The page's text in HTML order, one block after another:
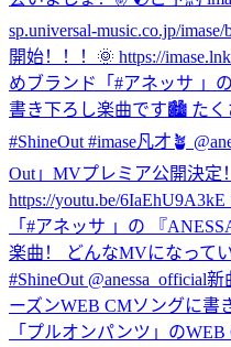
sp.universal-music.co.jp/imase/
開始！！！🌞 https://
めブランド「#アネッサ 」の
書き下ろし楽曲です🏙️ たく
#ShineOut #imase凡才🪴
Out」MVプレミア公開決定
https://youtu.be/
「#アネッサ 」の 『
楽曲！ どんなMVになって
#ShineOut @anessa_official新
ーズンWEB CMソングに書
「プルオンパンツ」の